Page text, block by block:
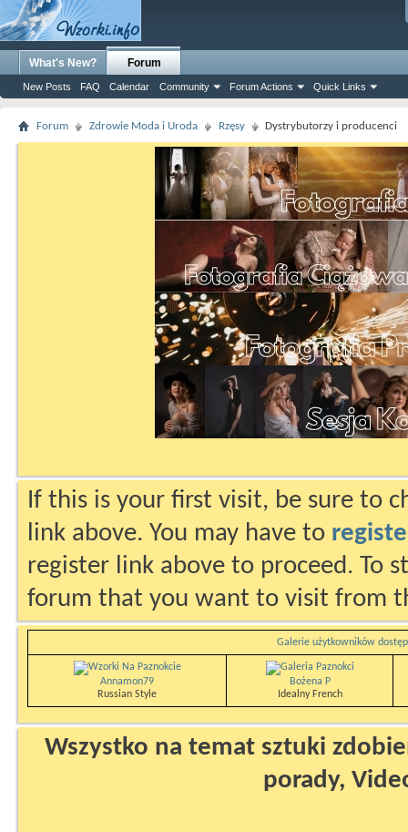
What's New? Forum
New Posts FAQ Calendar Community Forum Actions Quick Links
Forum Zdrowie Moda i Uroda Rzęsy Dystrybutorzy i producenci
If this is your first visit, be sure to
link above. You may have to
register link above to proceed. To
forum that you want to visit from
Galerie użytkowników
Annamon79
Russian Style
Bożena P
Idealny French
Wszystko na temat sztuki
porady,